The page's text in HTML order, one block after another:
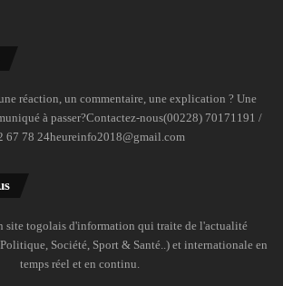
réaction, un commentaire, une explication ? Une
à passer?Contactez-nous(00228) 70171191 /
67 78 24heureinfo2018@gmail.com
site togolais d'information qui traite de l'actualité
Société, Sport & Santé..) et internationale en
temps réel et en continu.